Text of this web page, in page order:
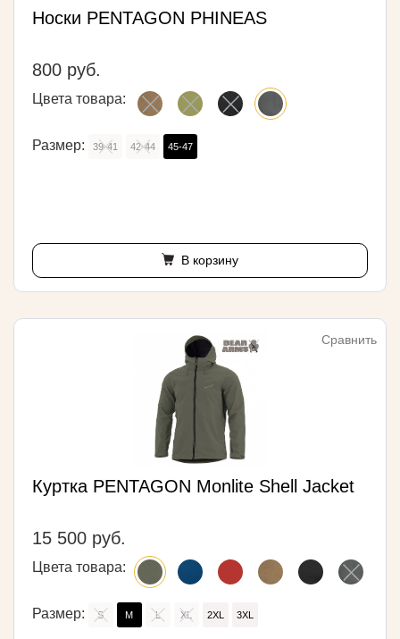
Носки PENTAGON PHINEAS
800 руб.
Цвета товара:
Размер: 39-41 42-44 45-47
В корзину
Сравнить
Куртка PENTAGON Monlite Shell Jacket
15 500 руб.
Цвета товара:
Размер: S M L XL 2XL 3XL